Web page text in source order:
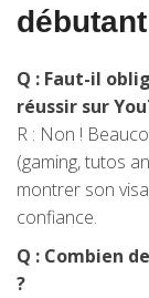
débutant
Q : Faut-il
réussir sur
R : Non !
(gaming, tutos
montrer son
confiance.
Q : Combien
?